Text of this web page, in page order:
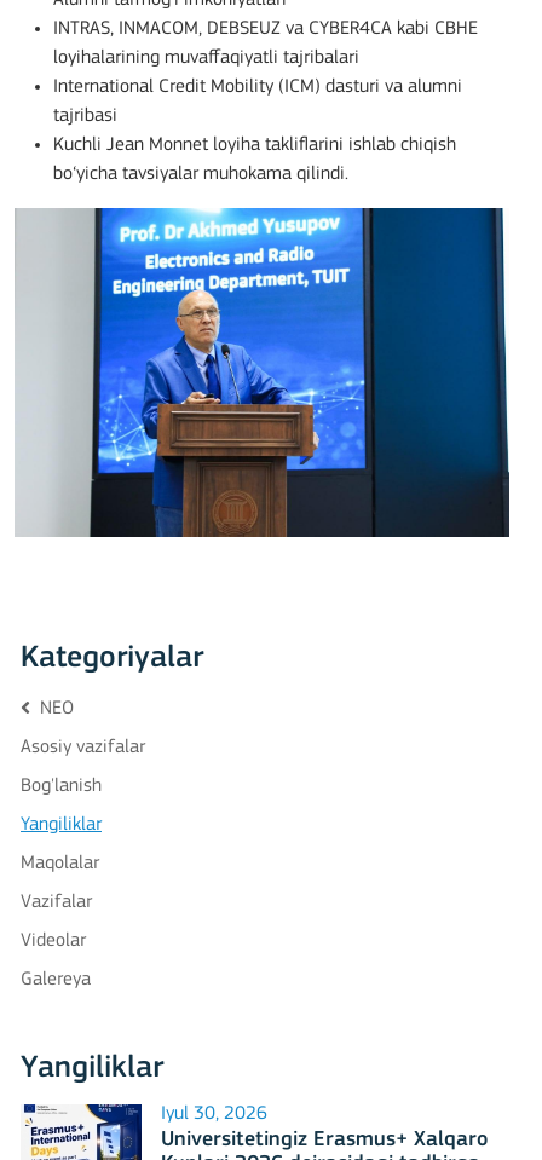
INTRAS, INMACOM, DEBSEUZ va CYBER4CA kabi CBHE
loyihalarining muvaffaqiyatli tajribalari
International Credit Mobility (ICM) dasturi va alumni
tajribasi
Kuchli Jean Monnet loyiha takliflarini ishlab chiqish
bo‘yicha tavsiyalar muhokama qilindi.
Kategoriyalar
NEO
Asosiy vazifalar
Bog'lanish
Yangiliklar
Maqolalar
Vazifalar
Videolar
Galereya
Yangiliklar
Iyul 30, 2026
Universitetingiz Erasmus+ Xalqaro